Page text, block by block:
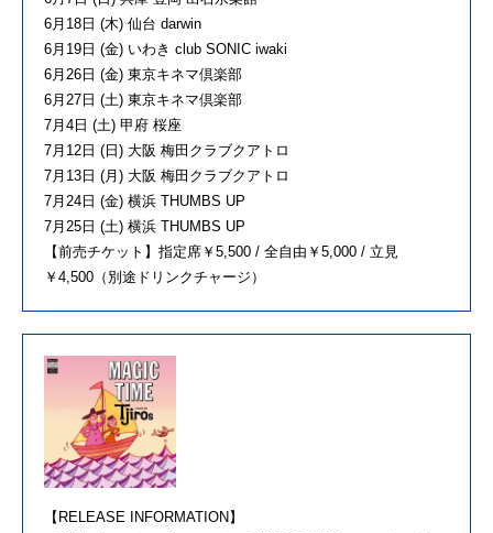
6月18日 (木) 仙台 darwin
6月19日 (金) いわき club SONIC iwaki
6月26日 (金) 東京キネマ倶楽部
6月27日 (土) 東京キネマ倶楽部
7月4日 (土) 甲府 桜座
7月12日 (日) 大阪 梅田クラブクアトロ
7月13日 (月) 大阪 梅田クラブクアトロ
7月24日 (金) 横浜 THUMBS UP
7月25日 (土) 横浜 THUMBS UP
【前売チケット】指定席￥5,500 / 全自由￥5,000 / 立見
￥4,500（別途ドリンクチャージ）
【RELEASE INFORMATION】